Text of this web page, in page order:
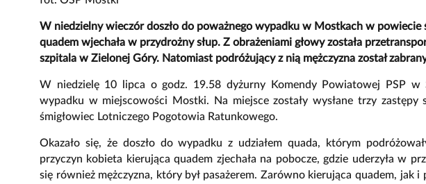
W niedzielny wieczór doszło do poważnego wypadku w Mostkach w powiecie
quadem wjechała w przydrożny słup. Z obrażeniami głowy została
szpitala w Zielonej Góry. Natomiast podróżujący z nią mężczyzna został
W niedzielę 10 lipca o godz. 19.58 dyżurny Komendy Powiatowej PSP w
wypadku w miejscowości Mostki. Na miejsce zostały wysłane trzy
śmigłowiec Lotniczego Pogotowia Ratunkowego.
Okazało się, że doszło do wypadku z udziałem quada, którym
przyczyn kobieta kierująca quadem zjechała na pobocze, gdzie uderzyła w
się również mężczyzna, który był pasażerem. Zarówno kierująca quadem, jak